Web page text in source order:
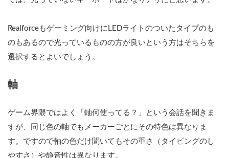
Realforceもゲーミング向けにLEDライトのついたタイプのも
のもあるので光っているものの方が良いという方はそちらを
選択するとよいでしょう。
軸
ゲーム界隈ではよく「軸何使ってる？」という会話を聞きま
すが、同じ色の軸でもメーカーごとにその特色は異なりま
す。ですので軸の色だけ聞いてもその重さ（タイピングのし
やすさ）や静音性は異なります。